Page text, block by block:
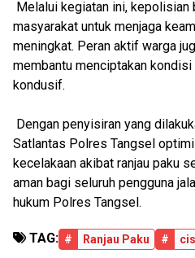
Melalui kegiatan ini, kepolisian
masyarakat untuk menjaga
meningkat. Peran aktif warga
membantu menciptakan
kondusif.
Dengan penyisiran yang
Satlantas Polres Tangsel
kecelakaan akibat ranjau paku
aman bagi seluruh pengguna
hukum Polres Tangsel.
TAG: # Ranjau Paku #